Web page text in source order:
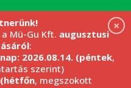
×
Mü-Gu Kft. augusztusi
:
2026.08.14. (péntek,
szerint)
, megszokott